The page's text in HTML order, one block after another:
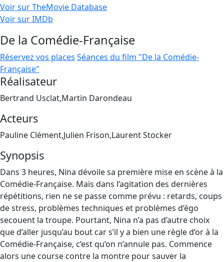
Voir sur TheMovie Database
Voir sur IMDb
De la Comédie-Française
Réservez vos places Séances du film "De la Comédie-
Française"
Réalisateur
Bertrand Usclat,Martin Darondeau
Acteurs
Pauline Clément,Julien Frison,Laurent Stocker
Synopsis
Dans 3 heures, Nina dévoile sa première mise en scène à la
Comédie-Française. Mais dans l’agitation des dernières
répétitions, rien ne se passe comme prévu : retards, coups
de stress, problèmes techniques et problèmes d’égo
secouent la troupe. Pourtant, Nina n’a pas d’autre choix
que d’aller jusqu’au bout car s’il y a bien une règle d’or à la
Comédie-Française, c’est qu’on n’annule pas. Commence
alors une course contre la montre pour sauver la